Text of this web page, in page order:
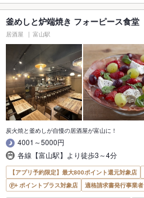
釜めしと炉端焼き フォーピース食堂
居酒屋 富山駅
炭火焼と釜めしが自慢の居酒屋が富山に！
4001～5000円
各線【富山駅】より徒歩3～4分
【アプリ予約限定】最大800ポイント還元対象店
ポイントプラス対象店
適格請求書発行事業者